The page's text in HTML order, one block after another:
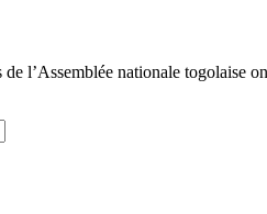
de l’Assemblée nationale togolaise